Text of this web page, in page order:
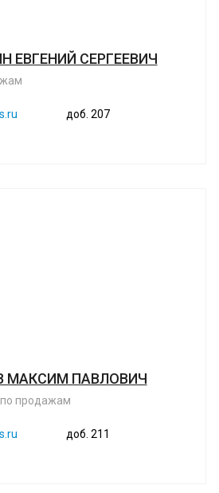
ЕВГЕНИЙ СЕРГЕЕВИЧ
доб. 207
МАКСИМ ПАВЛОВИЧ
продажам
доб. 211